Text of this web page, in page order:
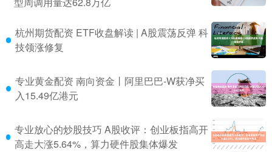
杭州期货配资 ETF收盘解读 | A股震荡反弹 科
技领涨修复
专业黄金配资 南向资金丨阿里巴巴-W获净买
入15.49亿港元
专业放心的炒股技巧 A股收评：创业板指高开
高走大涨5.64%，算力硬件股集体爆发